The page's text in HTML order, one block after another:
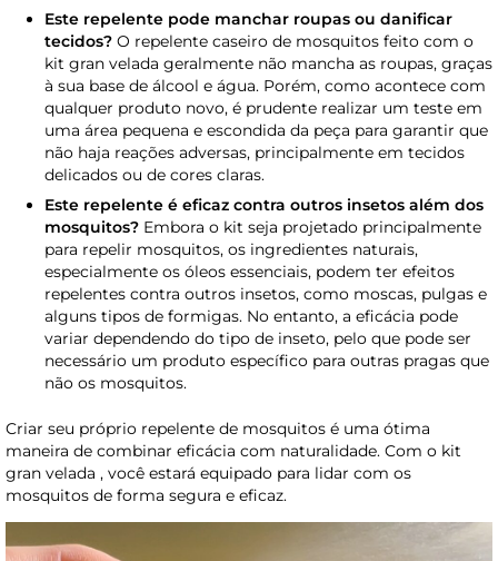
Este repelente pode manchar roupas ou danificar
tecidos? O repelente caseiro de mosquitos feito com o
kit gran velada geralmente não mancha as roupas, graças
à sua base de álcool e água. Porém, como acontece com
qualquer produto novo, é prudente realizar um teste em
uma área pequena e escondida da peça para garantir que
não haja reações adversas, principalmente em tecidos
delicados ou de cores claras.
Este repelente é eficaz contra outros insetos além dos
mosquitos? Embora o kit seja projetado principalmente
para repelir mosquitos, os ingredientes naturais,
especialmente os óleos essenciais, podem ter efeitos
repelentes contra outros insetos, como moscas, pulgas e
alguns tipos de formigas. No entanto, a eficácia pode
variar dependendo do tipo de inseto, pelo que pode ser
necessário um produto específico para outras pragas que
não os mosquitos.
Criar seu próprio repelente de mosquitos é uma ótima
maneira de combinar eficácia com naturalidade. Com o kit
gran velada , você estará equipado para lidar com os
mosquitos de forma segura e eficaz.